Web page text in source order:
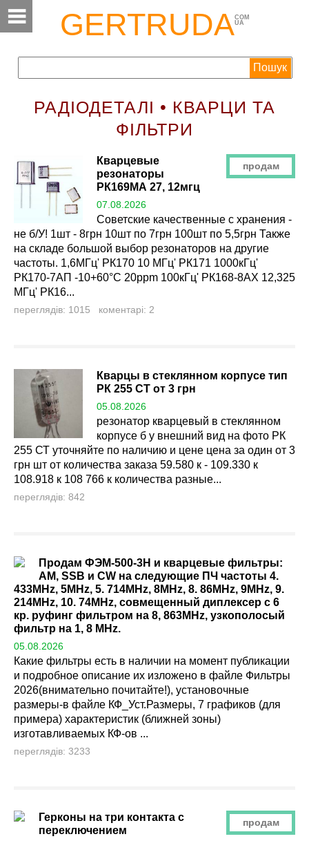
GERTRUDACOM
UA
РАДІОДЕТАЛІ • КВАРЦИ ТА
ФІЛЬТРИ
продам
Кварцевые
резонаторы
РК169МА 27, 12мгц
07.08.2026
Советские качественные с хранения -
не б/У! 1шт - 8грн 10шт по 7грн 100шт по 5,5грн Также
на складе большой выбор резонаторов на другие
частоты. 1,6МГц' РК170 10 МГц' РК171 1000кГц'
РК170-7АП -10+60°С 20ppm 100кГц' РК168-8АХ 12,325
МГц' РК16...
переглядів: 1015 коментарі: 2
Кварцы в стеклянном корпусе тип
РК 255 СТ от 3 грн
05.08.2026
резонатор кварцевый в стеклянном
корпусе б у внешний вид на фото РК
255 СТ уточняйте по наличию и цене цена за один от 3
грн шт от количества заказа 59.580 к - 109.330 к
108.918 к 108 766 к количества разные...
переглядів: 842
Продам ФЭМ-500-3Н и кварцевые фильтры:
AM, SSB и CW на следующие ПЧ частоты 4.
433MHz, 5MHz, 5. 714MHz, 8MHz, 8. 86MHz, 9MHz, 9.
214MHz, 10. 74MHz, совмещенный диплексер с 6
кр. руфинг фильтром на 8, 863MHz, узкополосый
фильтр на 1, 8 MHz.
05.08.2026
Какие фильтры есть в наличии на момент публикации
и подробное описание их изложено в файле Фильтры
2026(внимательно почитайте!), установочные
размеры-в файле КФ_Уст.Размеры, 7 графиков (для
примера) характеристик (ближней зоны)
изготавливаемых КФ-ов ...
переглядів: 3233
продам
Герконы на три контакта с
переключением